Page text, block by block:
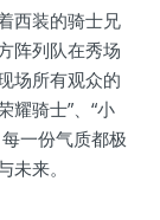
西装的骑士兄
阵列队在秀场
场所有观众的
耀骑士”、“小
每一份气质都极
来。